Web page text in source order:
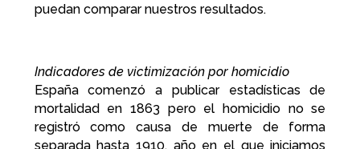
puedan comparar nuestros resultados.
Indicadores de victimización por homicidio
España comenzó a publicar estadísticas de
mortalidad en 1863 pero el homicidio no se
registró como causa de muerte de forma
separada hasta 1910, año en el que iniciamos